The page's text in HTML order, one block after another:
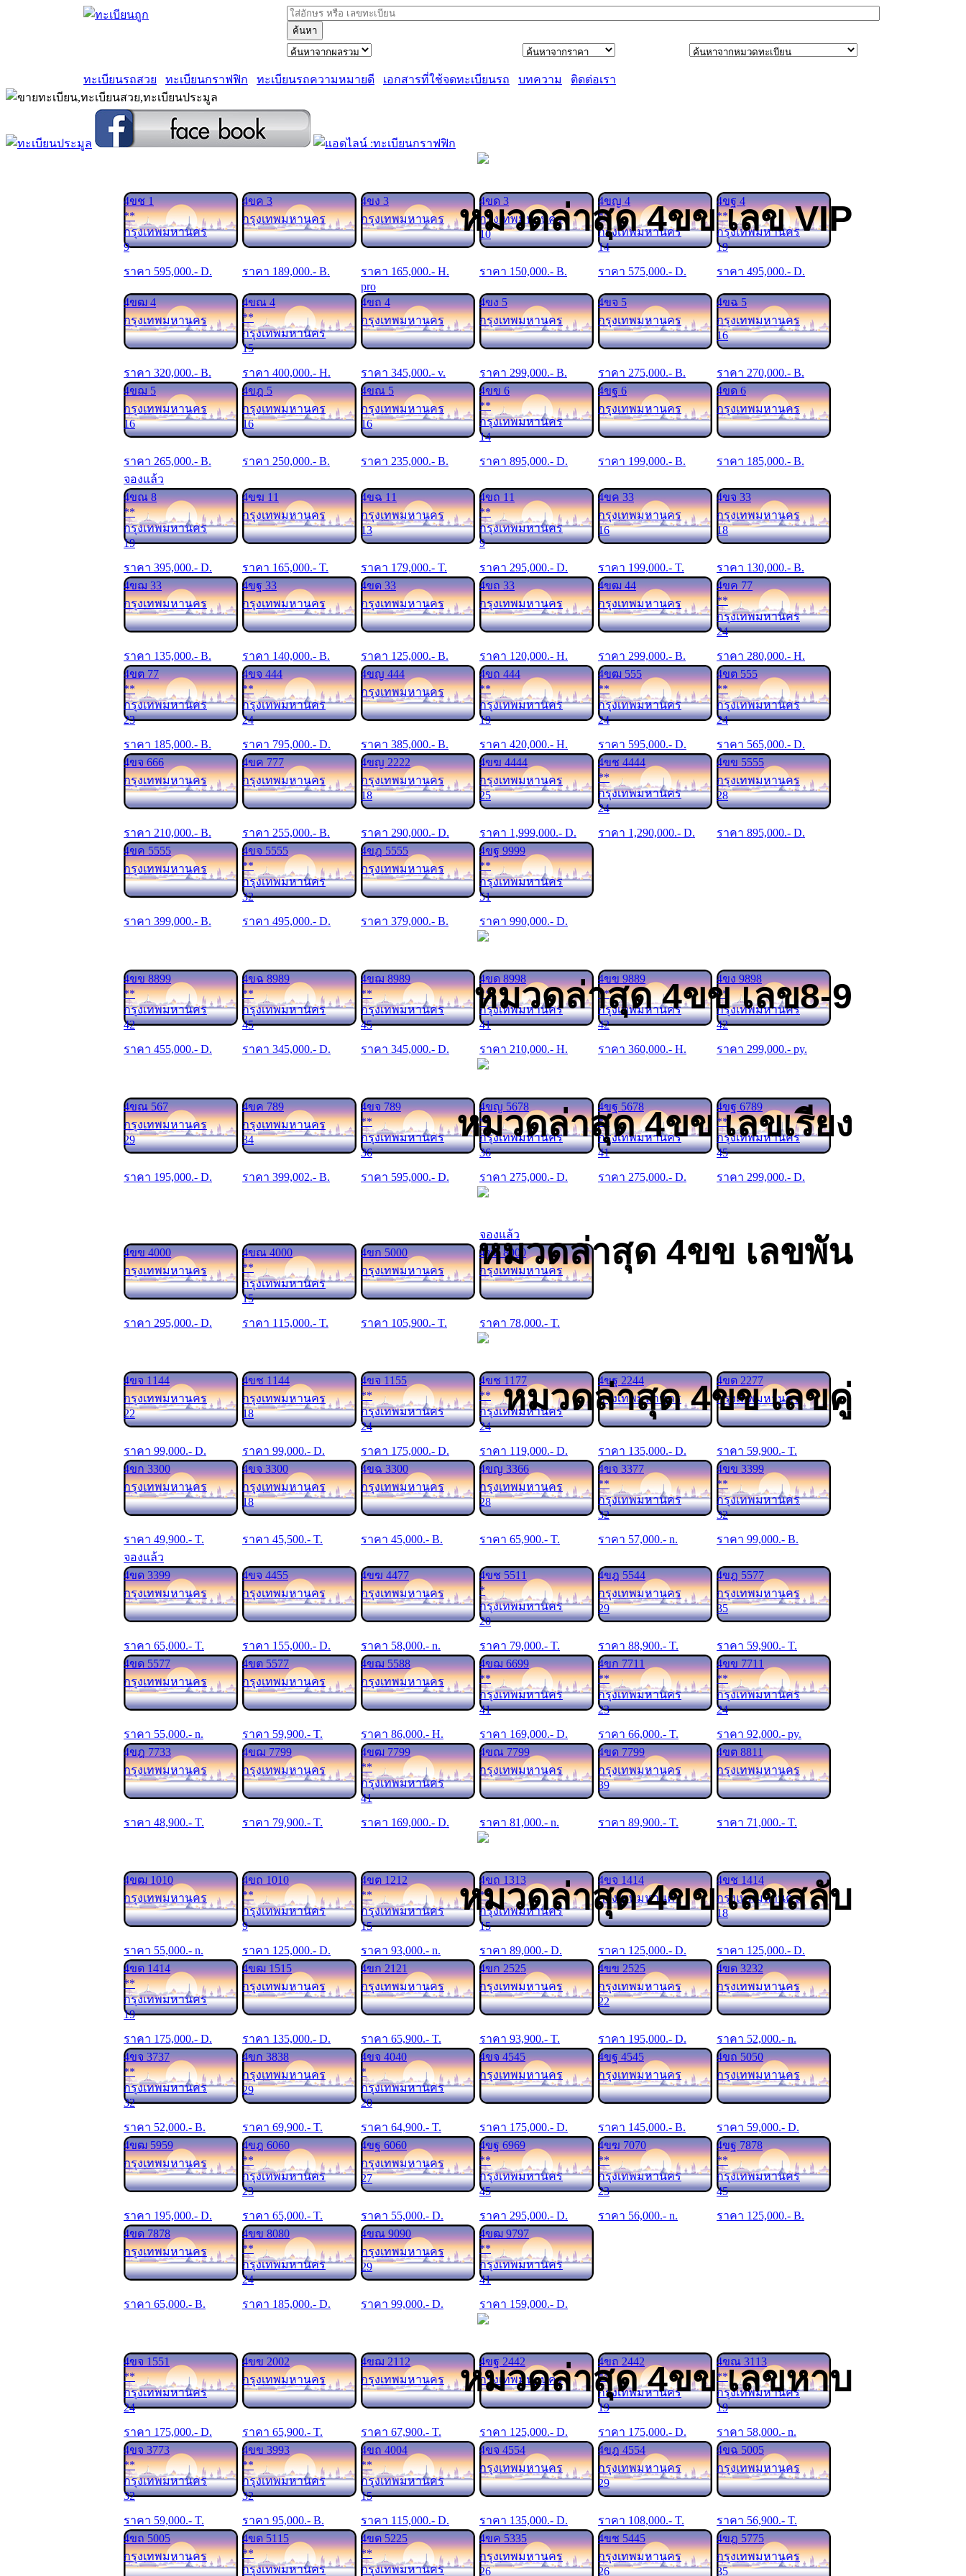
ค้นหา
ทะเบียนรถสวย ทะเบียนกราฟฟิก ทะเบียนรถความหมายดี เอกสารที่ใช้จดทะเบียนรถ บทความ ติดต่อเรา
หมวดล่าสุด 4ขข เลข VIP
4ขช 1
**
กรุงเทพมหานคร
9
ราคา 595,000.- D.
4ขค 3
กรุงเทพมหานคร
ราคา 189,000.- B.
4ขง 3
กรุงเทพมหานคร
ราคา 165,000.- H.
4ขด 3
กรุงเทพมหานคร
10
ราคา 150,000.- B.
4ขญ 4
**
กรุงเทพมหานคร
14
ราคา 575,000.- D.
4ขฐ 4
**
กรุงเทพมหานคร
19
ราคา 495,000.- D.
4ขฒ 4
กรุงเทพมหานคร
ราคา 320,000.- B.
4ขณ 4
**
กรุงเทพมหานคร
15
ราคา 400,000.- H.
pro
4ขถ 4
กรุงเทพมหานคร
ราคา 345,000.- v.
4ขง 5
กรุงเทพมหานคร
ราคา 299,000.- B.
4ขจ 5
กรุงเทพมหานคร
ราคา 275,000.- B.
4ขฉ 5
กรุงเทพมหานคร
16
ราคา 270,000.- B.
4ขฌ 5
กรุงเทพมหานคร
16
ราคา 265,000.- B.
4ขฎ 5
กรุงเทพมหานคร
16
ราคา 250,000.- B.
4ขณ 5
กรุงเทพมหานคร
16
ราคา 235,000.- B.
4ขข 6
**
กรุงเทพมหานคร
14
ราคา 895,000.- D.
4ขฐ 6
กรุงเทพมหานคร
ราคา 199,000.- B.
4ขด 6
กรุงเทพมหานคร
ราคา 185,000.- B.
จองแล้ว
4ขณ 8
**
กรุงเทพมหานคร
19
ราคา 395,000.- D.
4ขฆ 11
กรุงเทพมหานคร
ราคา 165,000.- T.
4ขฉ 11
กรุงเทพมหานคร
13
ราคา 179,000.- T.
4ขถ 11
**
กรุงเทพมหานคร
9
ราคา 295,000.- D.
4ขค 33
กรุงเทพมหานคร
16
ราคา 199,000.- T.
4ขจ 33
กรุงเทพมหานคร
18
ราคา 130,000.- B.
4ขฌ 33
กรุงเทพมหานคร
ราคา 135,000.- B.
4ขฐ 33
กรุงเทพมหานคร
ราคา 140,000.- B.
4ขด 33
กรุงเทพมหานคร
ราคา 125,000.- B.
4ขถ 33
กรุงเทพมหานคร
ราคา 120,000.- H.
4ขฒ 44
กรุงเทพมหานคร
ราคา 299,000.- B.
4ขค 77
**
กรุงเทพมหานคร
24
ราคา 280,000.- H.
4ขต 77
**
กรุงเทพมหานคร
23
ราคา 185,000.- B.
4ขจ 444
**
กรุงเทพมหานคร
24
ราคา 795,000.- D.
4ขญ 444
กรุงเทพมหานคร
ราคา 385,000.- B.
4ขถ 444
**
กรุงเทพมหานคร
19
ราคา 420,000.- H.
4ขฒ 555
**
กรุงเทพมหานคร
24
ราคา 595,000.- D.
4ขต 555
**
กรุงเทพมหานคร
24
ราคา 565,000.- D.
4ขจ 666
กรุงเทพมหานคร
ราคา 210,000.- B.
4ขค 777
กรุงเทพมหานคร
ราคา 255,000.- B.
4ขญ 2222
กรุงเทพมหานคร
18
ราคา 290,000.- D.
4ขฆ 4444
กรุงเทพมหานคร
25
ราคา 1,999,000.- D.
4ขช 4444
**
กรุงเทพมหานคร
24
ราคา 1,290,000.- D.
4ขข 5555
กรุงเทพมหานคร
28
ราคา 895,000.- D.
4ขค 5555
กรุงเทพมหานคร
ราคา 399,000.- B.
4ขจ 5555
**
กรุงเทพมหานคร
32
ราคา 495,000.- D.
4ขฎ 5555
กรุงเทพมหานคร
ราคา 379,000.- B.
4ขฐ 9999
**
กรุงเทพมหานคร
51
ราคา 990,000.- D.
หมวดล่าสุด 4ขข เลข8-9
4ขข 8899
**
กรุงเทพมหานคร
42
ราคา 455,000.- D.
4ขฉ 8989
**
กรุงเทพมหานคร
45
ราคา 345,000.- D.
4ขฌ 8989
**
กรุงเทพมหานคร
45
ราคา 345,000.- D.
4ขด 8998
**
กรุงเทพมหานคร
41
ราคา 210,000.- H.
4ขข 9889
**
กรุงเทพมหานคร
42
ราคา 360,000.- H.
4ขง 9898
**
กรุงเทพมหานคร
42
ราคา 299,000.- py.
หมวดล่าสุด 4ขข เลขเรียง
4ขณ 567
กรุงเทพมหานคร
29
ราคา 195,000.- D.
4ขค 789
กรุงเทพมหานคร
34
ราคา 399,002.- B.
4ขจ 789
**
กรุงเทพมหานคร
36
ราคา 595,000.- D.
4ขญ 5678
**
กรุงเทพมหานคร
36
ราคา 275,000.- D.
4ขฐ 5678
**
กรุงเทพมหานคร
41
ราคา 275,000.- D.
4ขฐ 6789
**
กรุงเทพมหานคร
45
ราคา 299,000.- D.
หมวดล่าสุด 4ขข เลขพัน
4ขข 4000
กรุงเทพมหานคร
ราคา 295,000.- D.
4ขณ 4000
**
กรุงเทพมหานคร
15
ราคา 115,000.- T.
4ขก 5000
กรุงเทพมหานคร
ราคา 105,900.- T.
จองแล้ว
4ขต 8000
กรุงเทพมหานคร
ราคา 78,000.- T.
หมวดล่าสุด 4ขข เลขคู่
4ขจ 1144
กรุงเทพมหานคร
22
ราคา 99,000.- D.
4ขช 1144
กรุงเทพมหานคร
18
ราคา 99,000.- D.
4ขจ 1155
**
กรุงเทพมหานคร
24
ราคา 175,000.- D.
4ขช 1177
**
กรุงเทพมหานคร
24
ราคา 119,000.- D.
4ขฐ 2244
กรุงเทพมหานคร
ราคา 135,000.- D.
4ขต 2277
กรุงเทพมหานคร
ราคา 59,900.- T.
4ขก 3300
กรุงเทพมหานคร
ราคา 49,900.- T.
4ขจ 3300
กรุงเทพมหานคร
18
ราคา 45,500.- T.
4ขฉ 3300
กรุงเทพมหานคร
ราคา 45,000.- B.
4ขญ 3366
กรุงเทพมหานคร
28
ราคา 65,900.- T.
4ขจ 3377
**
กรุงเทพมหานคร
32
ราคา 57,000.- n.
4ขข 3399
**
กรุงเทพมหานคร
32
ราคา 99,000.- B.
จองแล้ว
4ขด 3399
กรุงเทพมหานคร
ราคา 65,000.- T.
4ขจ 4455
กรุงเทพมหานคร
ราคา 155,000.- D.
4ขฆ 4477
กรุงเทพมหานคร
ราคา 58,000.- n.
4ขช 5511
*
กรุงเทพมหานคร
20
ราคา 79,000.- T.
4ขฎ 5544
กรุงเทพมหานคร
29
ราคา 88,900.- T.
4ขฎ 5577
กรุงเทพมหานคร
35
ราคา 59,900.- T.
4ขด 5577
กรุงเทพมหานคร
ราคา 55,000.- n.
4ขต 5577
กรุงเทพมหานคร
ราคา 59,900.- T.
4ขฌ 5588
กรุงเทพมหานคร
ราคา 86,000.- H.
4ขฌ 6699
**
กรุงเทพมหานคร
41
ราคา 169,000.- D.
4ขก 7711
**
กรุงเทพมหานคร
23
ราคา 66,000.- T.
4ขข 7711
**
กรุงเทพมหานคร
24
ราคา 92,000.- py.
4ขฎ 7733
กรุงเทพมหานคร
ราคา 48,900.- T.
4ขฌ 7799
กรุงเทพมหานคร
ราคา 79,900.- T.
4ขฒ 7799
**
กรุงเทพมหานคร
41
ราคา 169,000.- D.
4ขณ 7799
กรุงเทพมหานคร
ราคา 81,000.- n.
4ขด 7799
กรุงเทพมหานคร
39
ราคา 89,900.- T.
4ขต 8811
กรุงเทพมหานคร
ราคา 71,000.- T.
หมวดล่าสุด 4ขข เลขสลับ
4ขฒ 1010
กรุงเทพมหานคร
ราคา 55,000.- n.
4ขถ 1010
**
กรุงเทพมหานคร
9
ราคา 125,000.- D.
4ขต 1212
**
กรุงเทพมหานคร
15
ราคา 93,000.- n.
4ขถ 1313
**
กรุงเทพมหานคร
15
ราคา 89,000.- D.
4ขจ 1414
กรุงเทพมหานคร
ราคา 125,000.- D.
4ขช 1414
กรุงเทพมหานคร
18
ราคา 125,000.- D.
4ขต 1414
**
กรุงเทพมหานคร
19
ราคา 175,000.- D.
4ขฒ 1515
กรุงเทพมหานคร
ราคา 135,000.- D.
4ขก 2121
กรุงเทพมหานคร
ราคา 65,900.- T.
4ขก 2525
กรุงเทพมหานคร
ราคา 93,900.- T.
4ขข 2525
กรุงเทพมหานคร
22
ราคา 195,000.- D.
4ขด 3232
กรุงเทพมหานคร
ราคา 52,000.- n.
4ขจ 3737
**
กรุงเทพมหานคร
32
ราคา 52,000.- B.
4ขก 3838
กรุงเทพมหานคร
29
ราคา 69,900.- T.
4ขจ 4040
*
กรุงเทพมหานคร
20
ราคา 64,900.- T.
4ขจ 4545
กรุงเทพมหานคร
ราคา 175,000.- D.
4ขฐ 4545
กรุงเทพมหานคร
ราคา 145,000.- B.
4ขถ 5050
กรุงเทพมหานคร
ราคา 59,000.- D.
4ขฒ 5959
กรุงเทพมหานคร
ราคา 195,000.- D.
4ขฎ 6060
**
กรุงเทพมหานคร
23
ราคา 65,000.- T.
4ขฐ 6060
กรุงเทพมหานคร
27
ราคา 55,000.- D.
4ขฐ 6969
**
กรุงเทพมหานคร
45
ราคา 295,000.- D.
4ขฆ 7070
**
กรุงเทพมหานคร
23
ราคา 56,000.- n.
4ขฐ 7878
**
กรุงเทพมหานคร
45
ราคา 125,000.- B.
4ขด 7878
กรุงเทพมหานคร
ราคา 65,000.- B.
4ขข 8080
**
กรุงเทพมหานคร
24
ราคา 185,000.- D.
4ขณ 9090
กรุงเทพมหานคร
29
ราคา 99,000.- D.
4ขฒ 9797
**
กรุงเทพมหานคร
41
ราคา 159,000.- D.
หมวดล่าสุด 4ขข เลขหาบ
4ขจ 1551
**
กรุงเทพมหานคร
24
ราคา 175,000.- D.
4ขข 2002
กรุงเทพมหานคร
ราคา 65,900.- T.
4ขฌ 2112
กรุงเทพมหานคร
ราคา 67,900.- T.
4ขฐ 2442
กรุงเทพมหานคร
ราคา 125,000.- D.
4ขถ 2442
**
กรุงเทพมหานคร
19
ราคา 175,000.- D.
4ขณ 3113
**
กรุงเทพมหานคร
19
ราคา 58,000.- n.
4ขจ 3773
**
กรุงเทพมหานคร
32
ราคา 59,000.- T.
4ขข 3993
**
กรุงเทพมหานคร
32
ราคา 95,000.- B.
4ขถ 4004
**
กรุงเทพมหานคร
15
ราคา 115,000.- D.
4ขจ 4554
กรุงเทพมหานคร
ราคา 135,000.- D.
4ขฎ 4554
กรุงเทพมหานคร
29
ราคา 108,000.- T.
4ขฉ 5005
กรุงเทพมหานคร
ราคา 56,900.- T.
4ขถ 5005
กรุงเทพมหานคร
4ขด 5115
**
กรุงเทพมหานคร
4ขต 5225
**
กรุงเทพมหานคร
4ขค 5335
กรุงเทพมหานคร
26
4ขช 5445
กรุงเทพมหานคร
26
4ขฎ 5775
กรุงเทพมหานคร
35